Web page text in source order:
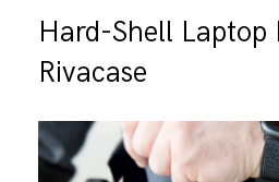
Hard-Shell Laptop
Rivacase